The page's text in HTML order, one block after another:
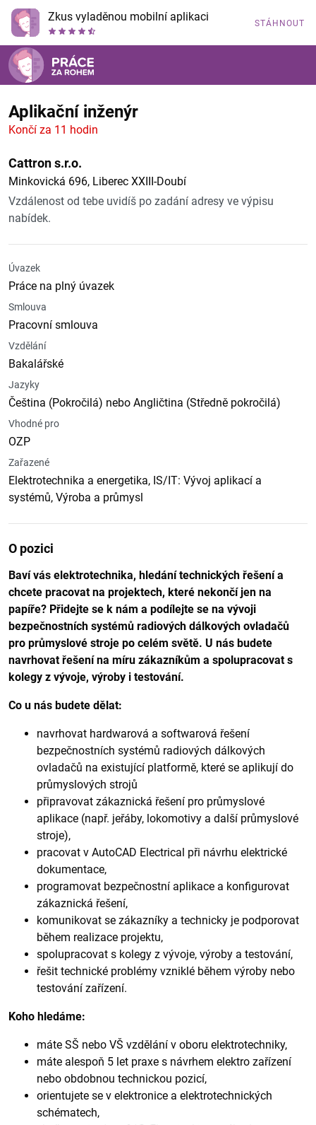
Zkus vyladěnou mobilní aplikaci STÁHNOUT
Aplikační inženýr
Končí za 11 hodin
Cattron s.r.o.
Minkovická 696, Liberec XXIII-Doubí
Vzdálenost od tebe uvidíš po zadání adresy ve výpisu
nabídek.
Úvazek
Práce na plný úvazek
Smlouva
Pracovní smlouva
Vzdělání
Bakalářské
Jazyky
Čeština (Pokročilá) nebo Angličtina (Středně pokročilá)
Vhodné pro
OZP
Zařazené
Elektrotechnika a energetika, IS/IT: Vývoj aplikací a
systémů, Výroba a průmysl
O pozici
Baví vás elektrotechnika, hledání technických řešení a
chcete pracovat na projektech, které nekončí jen na
papíře? Přidejte se k nám a podílejte se na vývoji
bezpečnostních systémů radiových dálkových ovladačů
pro průmyslové stroje po celém světě. U nás budete
navrhovat řešení na míru zákazníkům a spolupracovat s
kolegy z vývoje, výroby i testování.
Co u nás budete dělat:
navrhovat hardwarová a softwarová řešení
bezpečnostních systémů radiových dálkových
ovladačů na existující platformě, které se aplikují do
průmyslových strojů
připravovat zákaznická řešení pro průmyslové
aplikace (např. jeřáby, lokomotivy a další průmyslové
stroje),
pracovat v AutoCAD Electrical při návrhu elektrické
dokumentace,
programovat bezpečnostní aplikace a konfigurovat
zákaznická řešení,
komunikovat se zákazníky a technicky je podporovat
během realizace projektu,
spolupracovat s kolegy z vývoje, výroby a testování,
řešit technické problémy vzniklé během výroby nebo
testování zařízení.
Koho hledáme:
máte SŠ nebo VŠ vzdělání v oboru elektrotechniky,
máte alespoň 5 let praxe s návrhem elektro zařízení
nebo obdobnou technickou pozicí,
orientujete se v elektronice a elektrotechnických
schématech,